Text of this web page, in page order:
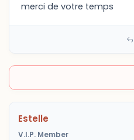
merci de votre temps
Estelle
V.I.P. Member